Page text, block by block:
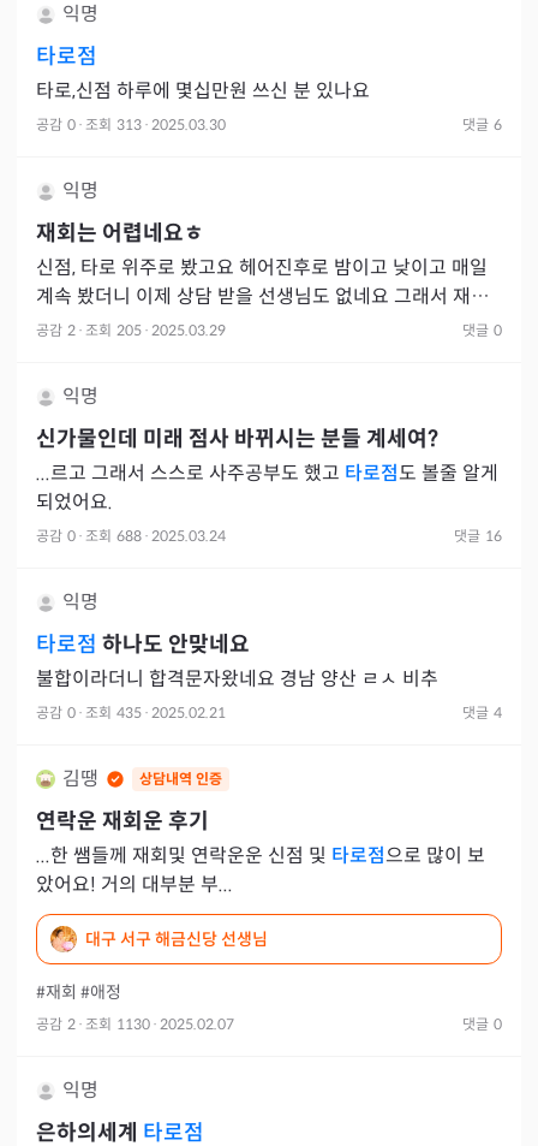
익명
타로점
타로,신점 하루에 몇십만원 쓰신 분 있나요
공감 0 · 조회 313 · 2025.03.30 댓글 6
익명
재회는 어렵네요ㅎ
신점, 타로 위주로 봤고요 헤어진후로 밤이고 낮이고 매일
계속 봤더니 이제 상담 받을 선생님도 없네요 그래서 재상
담 재재상담... 결론은 저같이 습관 들지 않도록...ㅜㅜ 돈 몇
공감 2 · 조회 205 · 2025.03.29 댓글 0
익명
신가물인데 미래 점사 바뀌시는 분들 계세여?
...르고 그래서 스스로 사주공부도 했고 타로점도 볼줄 알게
되었어요.
공감 0 · 조회 688 · 2025.03.24 댓글 16
익명
타로점 하나도 안맞네요
불합이라더니 합격문자왔네요 경남 양산 ㄹㅅ 비추
공감 0 · 조회 435 · 2025.02.21 댓글 4
김땡 상담내역 인증
연락운 재회운 후기
...한 쌤들께 재회및 연락운운 신점 및 타로점으로 많이 보
았어요! 거의 대부분 부...
대구 서구 해금신당 선생님
#재회 #애정
공감 2 · 조회 1130 · 2025.02.07 댓글 0
익명
은하의세계 타로점